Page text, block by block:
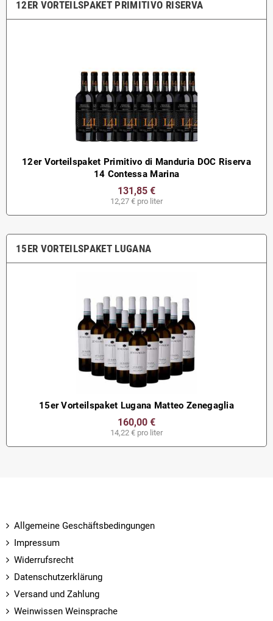
12ER VORTEILSPAKET PRIMITIVO RISERVA
12er Vorteilspaket Primitivo di Manduria DOC Riserva
14 Contessa Marina
131,85 €
12,27 € pro liter
15ER VORTEILSPAKET LUGANA
15er Vorteilspaket Lugana Matteo Zenegaglia
160,00 €
14,22 € pro liter
Allgemeine Geschäftsbedingungen
Impressum
Widerrufsrecht
Datenschutzerklärung
Versand und Zahlung
Weinwissen Weinsprache